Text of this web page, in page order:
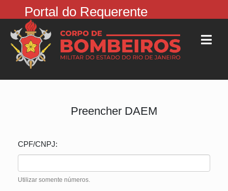
Portal do Requerente
Preencher DAEM
CPF/CNPJ:
Utilizar somente números.